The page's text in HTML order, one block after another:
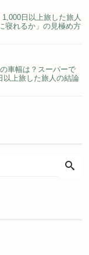
日以上旅した旅人
寝れるか」の見極め方
車幅は？スーパーで
以上旅した旅人の結論